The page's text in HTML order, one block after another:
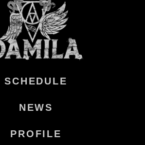
SCHEDULE
NEWS
PROFILE